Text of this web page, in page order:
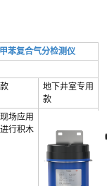
苯复合气分检测仪
地下井室专用
款
场应用
行积木